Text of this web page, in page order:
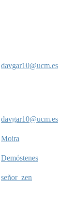
davgar10@ucm.es
davgar10@ucm.es
Moira
Demóstenes
señor_zen